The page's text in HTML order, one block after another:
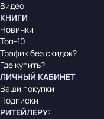
Видео
КНИГИ
Новинки
Топ-10
Трафик без скидок?
Где купить?
ЛИЧНЫЙ КАБИНЕТ
Ваши покупки
Подписки
РИТЕЙЛЕРУ: